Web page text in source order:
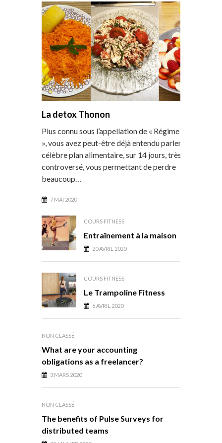
La detox Thonon
Plus connu sous l’appellation de « Régime Thonon
», vous avez peut-être déjà entendu parler de ce
célèbre plan alimentaire, sur 14 jours, très
controversé, vous permettant de perdre
beaucoup…
7 MAI 2020
COURS FITNESS
Entraînement à la maison
20 AVRIL 2020
COURS FITNESS
Le Trampoline Fitness
6 AVRIL 2020
NON CLASSÉ
What are your accounting
obligations as a freelancer?
3 MARS 2020
NON CLASSÉ
The benefits of Pulse Surveys for
distributed teams